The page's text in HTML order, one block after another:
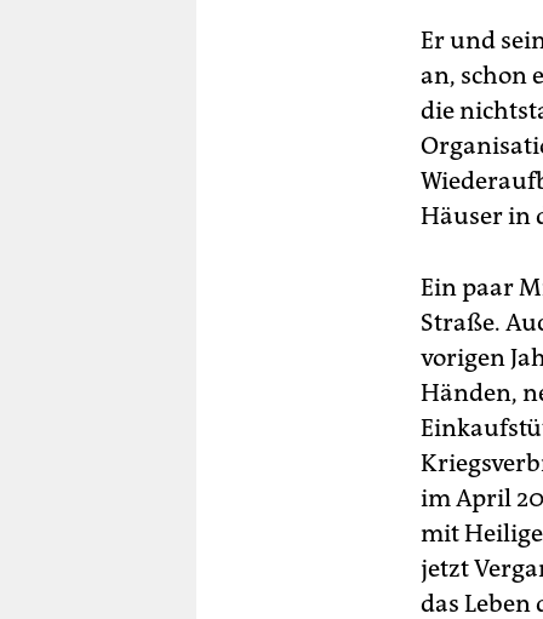
Er und
an, schon
die
Häuser in
Ein paar
Straße.
vorigen
Händen,
im April
mit
jetzt
das Leben